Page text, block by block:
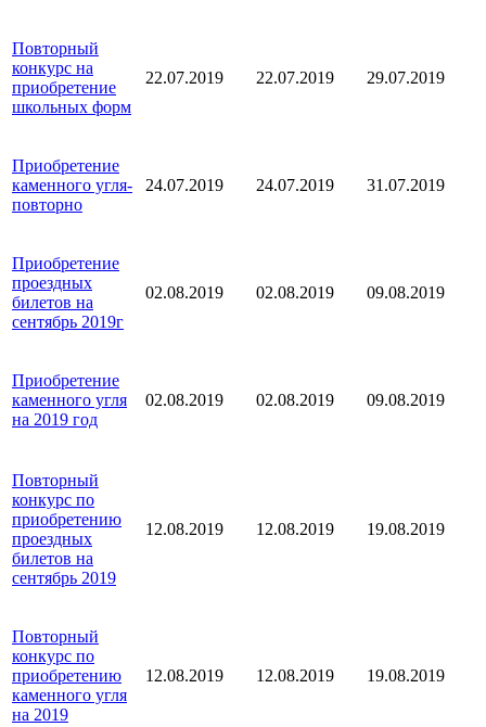
Повторный
конкурс на
приобретение
школьных форм
22.07.2019 22.07.2019 29.07.2019
Приобретение
каменного угля-
повторно
24.07.2019 24.07.2019 31.07.2019
Приобретение
проездных
билетов на
сентябрь 2019г
02.08.2019 02.08.2019 09.08.2019
Приобретение
каменного угля
на 2019 год
02.08.2019 02.08.2019 09.08.2019
Повторный
конкурс по
приобретению
проездных
билетов на
сентябрь 2019
12.08.2019 12.08.2019 19.08.2019
Повторный
конкурс по
приобретению
каменного угля
на 2019
12.08.2019 12.08.2019 19.08.2019